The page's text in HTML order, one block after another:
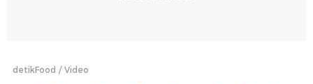
detikFood Video